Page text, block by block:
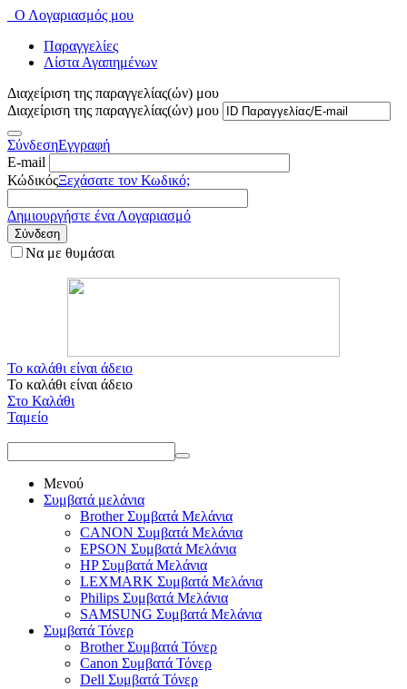
Ο Λογαριασμός μου
Παραγγελίες
Λίστα Αγαπημένων
Διαχείριση της παραγγελίας(ών) μου
Διαχείριση της παραγγελίας(ών) μου
ΣύνδεσηΕγγραφή
E-mail
ΚώδικόςΞεχάσατε τον Κωδικό;
Δημιουργήστε ένα Λογαριασμό
Σύνδεση
Να με θυμάσαι
Το καλάθι είναι άδειο
Το καλάθι είναι άδειο
Στο Καλάθι
Ταμείο
Μενού
Συμβατά μελάνια
Brother Συμβατά Μελάνια
CANON Συμβατά Μελάνια
EPSON Συμβατά Μελάνια
HP Συμβατά Μελάνια
LEXMARK Συμβατά Μελάνια
Philips Συμβατά Μελάνια
SAMSUNG Συμβατά Μελάνια
Συμβατά Τόνερ
Brother Συμβατά Τόνερ
Canon Συμβατά Τόνερ
Dell Συμβατά Τόνερ